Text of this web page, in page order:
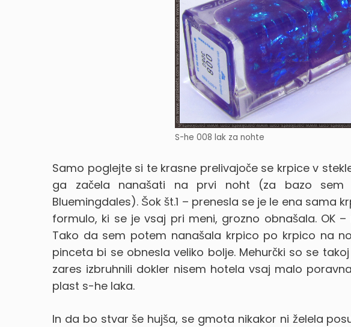
S-he 008 lak za nohte
Samo poglejte si te krasne prelivajoče se krpice v
ga začela nanašati na prvi noht (za bazo sem
Bluemingdales). Šok št.1 – prenesla se je le ena sama
formulo, ki se je vsaj pri meni, grozno obnašala. OK
Tako da sem potem nanašala krpico po krpico na
pinceta bi se obnesla veliko bolje. Mehurčki so se
zares izbruhnili dokler nisem hotela vsaj malo
plast s-he laka.
In da bo stvar še hujša, se gmota nikakor ni želela